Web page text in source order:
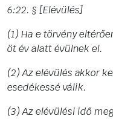
6:22. § [Elévülés]
(1) Ha e törvény
öt év alatt évülnek el.
(2) Az elévülés akkor
esedékessé válik.
(3) Az elévülési idő